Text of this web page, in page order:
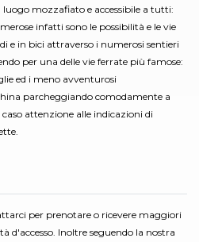
mozzafiato e accessibile a tutti:
infatti sono le possibilità e le vie
e in bici attraverso i numerosi sentieri
per una delle vie ferrate più famose:
ed i meno avventurosi
parcheggiando comodamente a
attenzione alle indicazioni di
per prenotare o ricevere maggiori
d'accesso. Inoltre seguendo la nostra